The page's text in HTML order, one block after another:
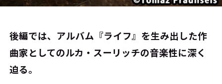
後編では、アルバム『ライフ』を生み出した作
曲家としてのルカ・スーリッチの音楽性に深く
迫る。